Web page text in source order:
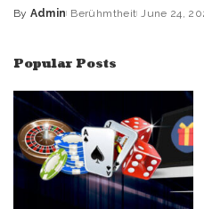
By Admin Berühmtheit June 24,
Popular Posts